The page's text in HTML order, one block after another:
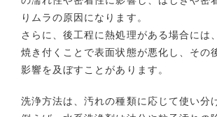
りムラの原因になります。
さらに、後工程に熱処理がある場合には
焼き付くことで表面状態が悪化し、その
影響を及ぼすことがあります。
洗浄方法は、汚れの種類に応じて使い分